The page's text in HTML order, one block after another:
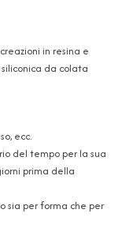
in resina e
da colata
ecc.
del tempo per la sua
prima della
sia per forma che per